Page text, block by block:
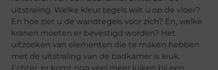
uitstraling. Welke kleur tegels wilt u op de vloer?
En hoe ziet u de wandtegels voor zich? En, welke
kranen moeten er bevestigd worden? Het
uitzoeken van elementen die te maken hebben
met de uitstraling van de badkamer is leuk.
Echter, er komt nog veel meer kijken bij een